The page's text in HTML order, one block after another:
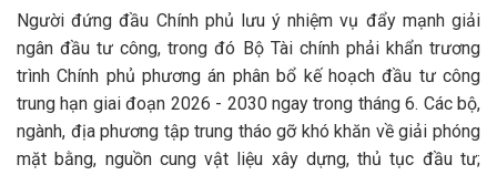
Người đứng đầu Chính phủ lưu ý nhiệm vụ đẩy mạnh giải
ngân đầu tư công, trong đó Bộ Tài chính phải khẩn trương
trình Chính phủ phương án phân bổ kế hoạch đầu tư công
trung hạn giai đoạn 2026 - 2030 ngay trong tháng 6. Các bộ,
ngành, địa phương tập trung tháo gỡ khó khăn về giải phóng
mặt bằng, nguồn cung vật liệu xây dựng, thủ tục đầu tư;